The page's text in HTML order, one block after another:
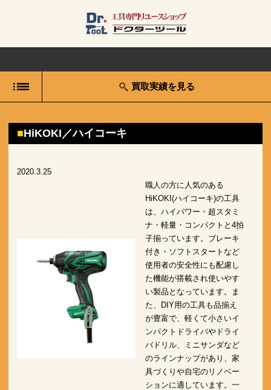
買取実績を見る
HiKOKI／ハイコーキ
2020.3.25
職人の方に人気のある
HiKOKI(ハイコーキ)の工具
は、ハイパワー・超スタミ
ナ・軽量・コンパクトと4拍
子揃っています。ブレーキ
付き・ソフトスタートなど
使用者の安全性にも配慮し
た機能が搭載され使いやす
い製品となっています。ま
た、DIY用の工具も品揃え
が豊富で、軽くて小さいイ
ンパクトドライバやドライ
バドリル、ミニサンダなど
のラインナップがあり、家
具づくりや自宅のリノベー
ションに適しています。一